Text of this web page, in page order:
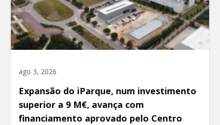
ago 3, 2026
Expansão do iParque, num investimento
superior a 9 M€, avança com
financiamento aprovado pelo Centro